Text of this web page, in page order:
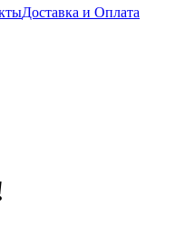
Доставка и Оплата